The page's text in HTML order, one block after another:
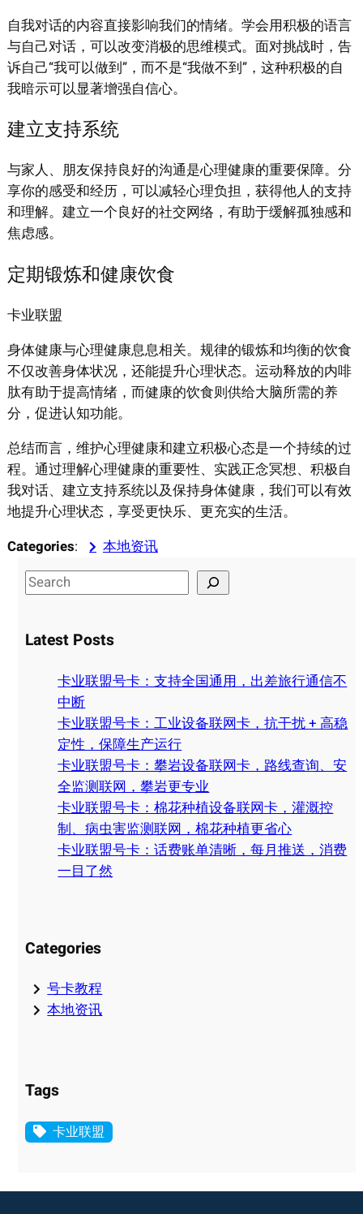
自我对话的内容直接影响我们的情绪。学会用积极的语言
与自己对话，可以改变消极的思维模式。面对挑战时，告
诉自己“我可以做到”，而不是“我做不到”，这种积极的自
我暗示可以显著增强自信心。
建立支持系统
与家人、朋友保持良好的沟通是心理健康的重要保障。分
享你的感受和经历，可以减轻心理负担，获得他人的支持
和理解。建立一个良好的社交网络，有助于缓解孤独感和
焦虑感。
定期锻炼和健康饮食
卡业联盟
身体健康与心理健康息息相关。规律的锻炼和均衡的饮食
不仅改善身体状况，还能提升心理状态。运动释放的内啡
肽有助于提高情绪，而健康的饮食则供给大脑所需的养
分，促进认知功能。
总结而言，维护心理健康和建立积极心态是一个持续的过
程。通过理解心理健康的重要性、实践正念冥想、积极自
我对话、建立支持系统以及保持身体健康，我们可以有效
地提升心理状态，享受更快乐、更充实的生活。
Categories:
本地资讯
S
e
r
Latest Posts
卡业联盟号卡：支持全国通用，出差旅行通信不
中断
卡业联盟号卡：工业设备联网卡，抗干扰 + 高稳
定性，保障生产运行
卡业联盟号卡：攀岩设备联网卡，路线查询、安
全监测联网，攀岩更专业
卡业联盟号卡：棉花种植设备联网卡，灌溉控
制、病虫害监测联网，棉花种植更省心
卡业联盟号卡：话费账单清晰，每月推送，消费
一目了然
Categories
号卡教程
本地资讯
Tags
卡业联盟